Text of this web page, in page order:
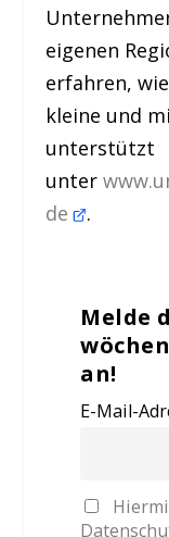
eigenen
erfahren,
kleine und
unterstützt
unter
de .
Melde
an!
E-Mail-